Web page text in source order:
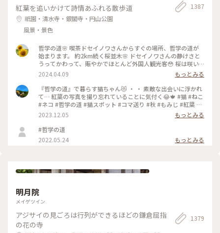
紅葉を追いかけて詩情あふれる散歩道
祇園・清水寺・銀閣寺・円山公園
風景・景色
1387
哲学の道🌸 喫茶ドセイノワさんからすぐの場所、哲学の道が
始まります。 約2km続く桜並木🌸 ドセイノワさんの静けさと
うってかわって、賑やかでほとんど外国人観光客😳 桜は咲い
ているのに異国を旅行しているような気分になります☺️ 途中
で霊鑑寺に寄りながら、気持ちのいいお散歩になりました🌸 #
哲学の道 #桜 #お花見 #京都 #春色さがし #電車旅
2024.04.09
もっとみる
『哲学の道』で暮らす猫ちゃん😻 ・ ・ 素敵な出会いに浮かれ
て… 紅葉の写真を撮り忘れていることに気付く😂🍁 #猫 #ねこ
#ネコ #哲学の道 #猫スポット #コマ送り #秋 #もみじ #紅葉 #
京都紅葉 #京都散策 #京都 #左京区 #岡崎エリア #kyoto #こと
りっぷ京都 #私のことりっぷ旅 #カフー
2023.12.05
もっとみる
#哲学の道
2022.05.24
もっとみる
明月院
メイゲツイン
アジサイの見ごろは行列ができるほどの鎌倉屈指
の花の寺
1379